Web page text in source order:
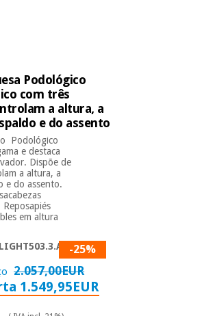
Podológico
com três
a altura, a
e do assento
Podológico
e destaca
Dispõe de
a altura, a
e do assento.
em altura
-25%
2.057,00EUR
1.549,95EUR